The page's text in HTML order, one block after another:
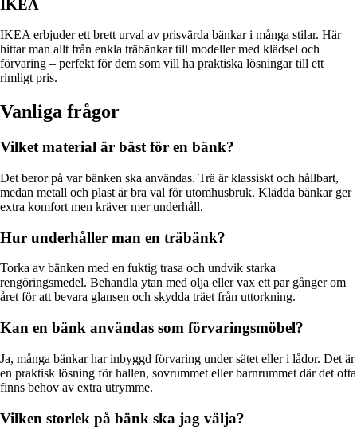
IKEA
IKEA erbjuder ett brett urval av prisvärda bänkar i många stilar. Här
hittar man allt från enkla träbänkar till modeller med klädsel och
förvaring – perfekt för dem som vill ha praktiska lösningar till ett
rimligt pris.
Vanliga frågor
Vilket material är bäst för en bänk?
Det beror på var bänken ska användas. Trä är klassiskt och hållbart,
medan metall och plast är bra val för utomhusbruk. Klädda bänkar ger
extra komfort men kräver mer underhåll.
Hur underhåller man en träbänk?
Torka av bänken med en fuktig trasa och undvik starka
rengöringsmedel. Behandla ytan med olja eller vax ett par gånger om
året för att bevara glansen och skydda träet från uttorkning.
Kan en bänk användas som förvaringsmöbel?
Ja, många bänkar har inbyggd förvaring under sätet eller i lådor. Det är
en praktisk lösning för hallen, sovrummet eller barnrummet där det ofta
finns behov av extra utrymme.
Vilken storlek på bänk ska jag välja?